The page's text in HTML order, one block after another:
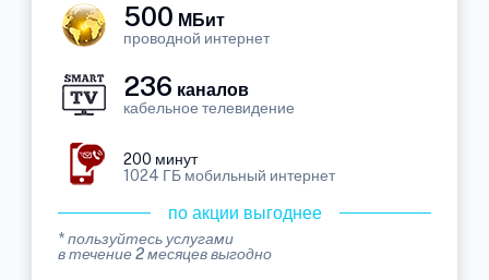
500 МБит
проводной интернет
236 каналов
кабельное телевидение
200 минут
1024 ГБ мобильный интернет
по акции выгоднее
* пользуйтесь услугами
в течение 2 месяцев выгодно